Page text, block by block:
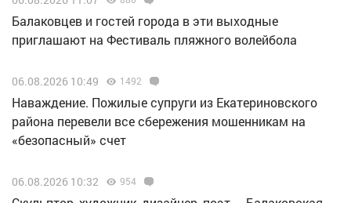
Балаковцев и гостей города в эти выходные
приглашают на Фестиваль пляжного волейбола
06.08.2026 10:49 1492
Наваждение. Пожилые супруги из Екатериновского
района перевели все сбережения мошенникам на
«безопасный» счет
06.08.2026 10:32 954